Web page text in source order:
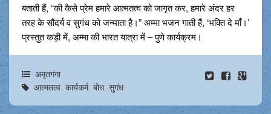
बताती हैं, “की कैसे प्रेम हमारे आत्मतत्व को जागृत कर, हमारे अंदर हर
तरह के सौंदर्य व सुगंध को जन्माता है।” अम्मा भजन गाती हैं, ‘भक्ति दे माँ।’
प्रस्तुत कड़ी में, अम्मा की भारत यात्रा में – पुणे कार्यक्रम।
अमृतगंगा
आत्मतत्व, कार्यकर्म, बोध, सुगंध